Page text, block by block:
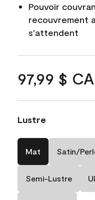
Pouvoir
recouvrement
s'attendent
97,99 $ CA
Lustre
Mat Satin/
Semi-Lustre